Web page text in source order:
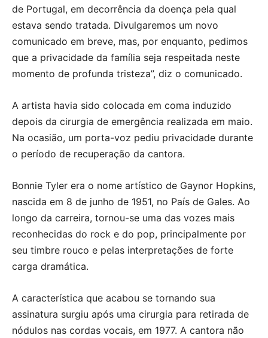
de Portugal, em decorrência da doença pela qual
estava sendo tratada. Divulgaremos um novo
comunicado em breve, mas, por enquanto, pedimos
que a privacidade da família seja respeitada neste
momento de profunda tristeza”, diz o comunicado.
A artista havia sido colocada em coma induzido
depois da cirurgia de emergência realizada em maio.
Na ocasião, um porta-voz pediu privacidade durante
o período de recuperação da cantora.
Bonnie Tyler era o nome artístico de Gaynor Hopkins,
nascida em 8 de junho de 1951, no País de Gales. Ao
longo da carreira, tornou-se uma das vozes mais
reconhecidas do rock e do pop, principalmente por
seu timbre rouco e pelas interpretações de forte
carga dramática.
A característica que acabou se tornando sua
assinatura surgiu após uma cirurgia para retirada de
nódulos nas cordas vocais, em 1977. A cantora não